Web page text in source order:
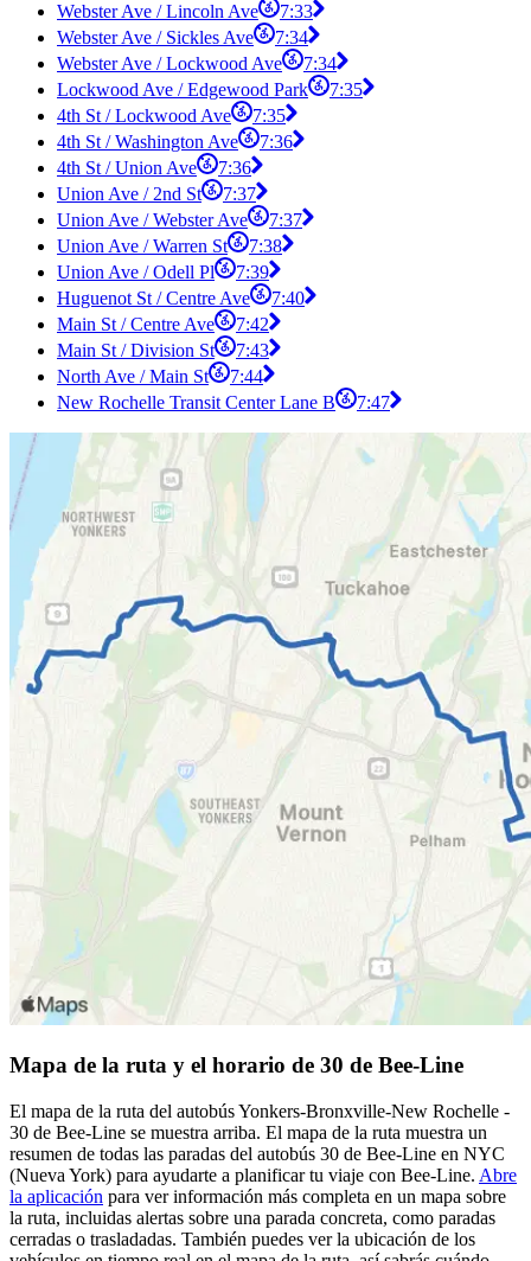
Webster Ave / Lincoln Ave
7:33
Webster Ave / Sickles Ave
7:34
Webster Ave / Lockwood Ave
7:34
Lockwood Ave / Edgewood Park
7:35
4th St / Lockwood Ave
7:35
4th St / Washington Ave
7:36
4th St / Union Ave
7:36
Union Ave / 2nd St
7:37
Union Ave / Webster Ave
7:37
Union Ave / Warren St
7:38
Union Ave / Odell Pl
7:39
Huguenot St / Centre Ave
7:40
Main St / Centre Ave
7:42
Main St / Division St
7:43
North Ave / Main St
7:44
New Rochelle Transit Center Lane B
7:47
Mapa de la ruta y el horario de 30 de Bee-Line
El mapa de la ruta del autobús Yonkers-Bronxville-New Rochelle -
30 de Bee-Line se muestra arriba. El mapa de la ruta muestra un
resumen de todas las paradas del autobús 30 de Bee-Line en NYC
(Nueva York) para ayudarte a planificar tu viaje con Bee-Line. Abre
la aplicación para ver información más completa en un mapa sobre
la ruta, incluidas alertas sobre una parada concreta, como paradas
cerradas o trasladadas. También puedes ver la ubicación de los